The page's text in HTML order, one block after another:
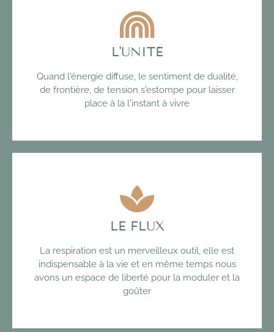
L'UNITÉ
Quand l'énergie diffuse, le sentiment de dualité,
de frontière, de tension s'estompe pour laisser
place à la l'instant à vivre
LE FLUX
La respiration est un merveilleux outil, elle est
indispensable à la vie et en même temps nous
avons un espace de liberté pour la moduler et la
goûter